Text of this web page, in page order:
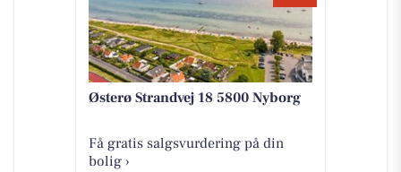
Østerø Strandvej 18 5800 Nyborg
Få gratis salgsvurdering på din
bolig ›